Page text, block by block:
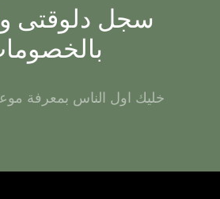
سجل دلوقتى
خليك اول الناس بمعرفة